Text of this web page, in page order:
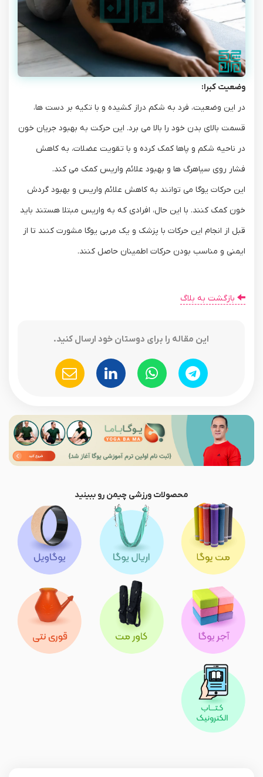
وضعیت کبرا:
در این وضعیت، فرد به شکم دراز کشیده و با تکیه بر دست ‌ها،
قسمت بالای بدن خود را بالا می ‌برد. این حرکت به بهبود جریان خون
در ناحیه شکم و پاها کمک کرده و با تقویت عضلات، به کاهش
فشار روی سیاهرگ ‌ها و بهبود علائم واریس کمک می ‌کند.
این حرکات یوگا می‌ توانند به کاهش علائم واریس و بهبود گردش
خون کمک کنند. با این حال، افرادی که به واریس مبتلا هستند باید
قبل از انجام این حرکات با پزشک و یک مربی یوگا مشورت کنند تا از
ایمنی و مناسب بودن حرکات اطمینان حاصل کنند.
بازگشت به بلاگ
این مقاله را برای دوستان خود ارسال کنید.
محصولات ورزشی چیمن رو ببینید